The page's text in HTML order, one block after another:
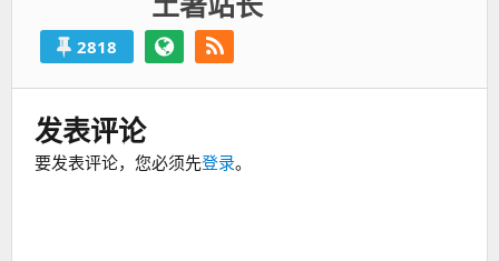
2818
发表评论
要发表评论，您必须先登录。